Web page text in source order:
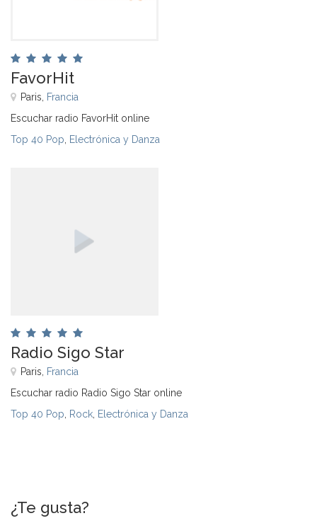
FavorHit
Paris, Francia
Escuchar radio FavorHit online
Top 40 Pop Electrónica y Danza
Radio Sigo Star
Paris, Francia
Escuchar radio Radio Sigo Star online
Top 40 Pop Rock Electrónica y Danza
¿Te gusta?